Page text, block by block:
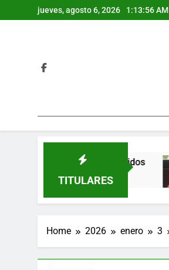
to
jueves, agosto 6, 2026 1:13:57 AM
TITULARES
hay varios detenidos
Home 2026 enero 3